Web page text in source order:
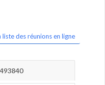
liste des réunions en ligne